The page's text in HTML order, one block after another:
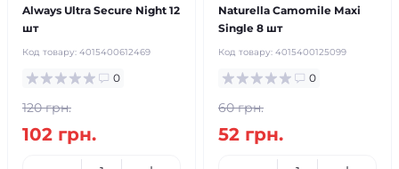
Always Ultra Secure Night 12
шт
Код товару: 4015400612469
0
120 грн.
102 грн.
Naturella Camomile Махі
Single 8 шт
Код товару: 4015400125099
0
60 грн.
52 грн.